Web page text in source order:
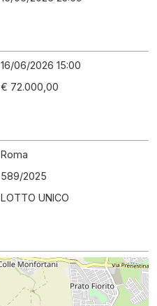
16/06/2026 15:00
€ 72.000,00
Roma
589/2025
LOTTO UNICO